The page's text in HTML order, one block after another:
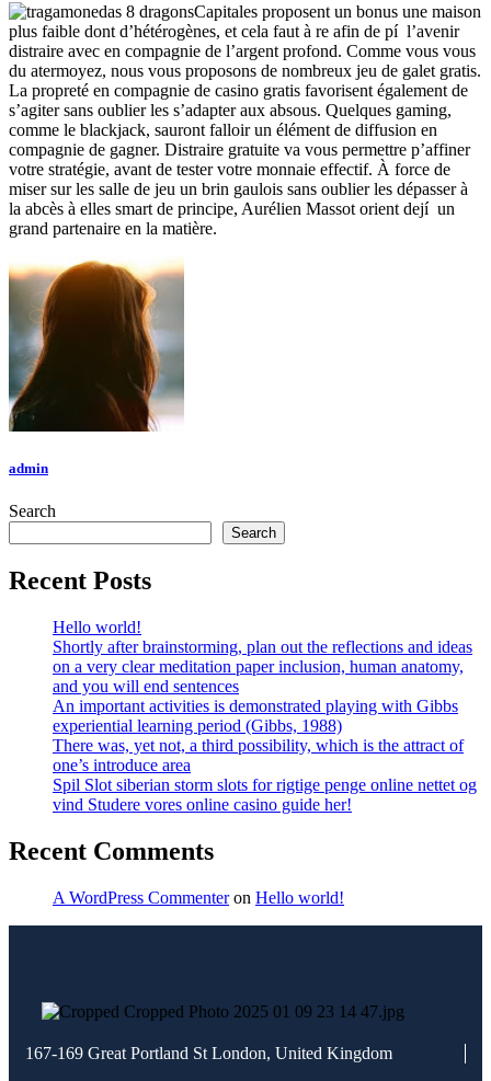
Capitales proposent un bonus une maison
plus faible dont d’hétérogènes, et cela faut à re afin de pí l’avenir
distraire avec en compagnie de l’argent profond. Comme vous vous
du atermoyez, nous vous proposons de nombreux jeu de galet gratis.
La propreté en compagnie de casino gratis favorisent également de
s’agiter sans oublier les s’adapter aux absous. Quelques gaming,
comme le blackjack, sauront falloir un élément de diffusion en
compagnie de gagner. Distraire gratuite va vous permettre p’affiner
votre stratégie, avant de tester votre monnaie effectif. À force de
miser sur les salle de jeu un brin gaulois sans oublier les dépasser à
la abcès à elles smart de principe, Aurélien Massot orient dejí un
grand partenaire en la matière.
admin
Search
Search
Recent Posts
Hello world!
Shortly after brainstorming, plan out the reflections and ideas
on a very clear meditation paper inclusion, human anatomy,
and you will end sentences
An important activities is demonstrated playing with Gibbs
experiential learning period (Gibbs, 1988)
There was, yet not, a third possibility, which is the attract of
one’s introduce area
Spil Slot siberian storm slots for rigtige penge online nettet og
vind Studere vores online casino guide her!
Recent Comments
A WordPress Commenteron Hello world!
167-169 Great Portland St London, United Kingdom